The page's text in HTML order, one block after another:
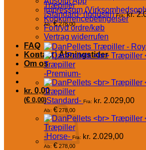
Impressum
Konkurrencebetingelser
Fortryd ordre/køb
Vertrag widerrufen
FAQ
Kontakt│Åbningstider
Om os
kr. 0,00
(€ 0,00)
Træpiller
-Standard- (Industri)Fra:kr.
Ab:€278,00
Træpiller
-Premium-
Træpiller
-Standard- Fra: kr. 2.029,00
Ab: € 278,00
Træpiller
-Horse- Fra: kr. 2.029,00
Ab: €278,00